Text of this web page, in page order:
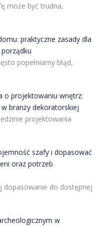
może być trudna,
praktyczne zasady dla
popełniamy błąd,
o projektowaniu wnętrz:
branży dekoratorskiej
projektowania
szafy i dopasować
oraz potrzeb
dopasowanie do dostępnej
w